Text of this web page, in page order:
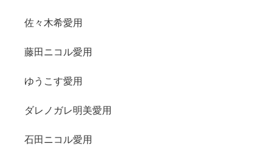
佐々木希愛用
藤田ニコル愛用
ゆうこす愛用
ダレノガレ明美愛用
石田ニコル愛用